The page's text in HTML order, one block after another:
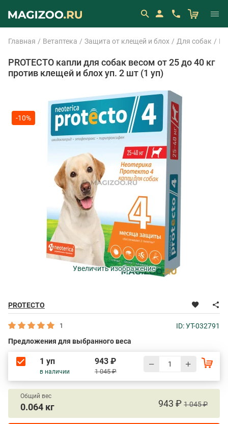
Главная Ветаптека Защита от клещей и блох Для собак
PROTECTO капли для собак весом от 25 до 40 кг
против клещей и блох уп. 2 шт (1 уп)
PROTECTO
-10%
Увеличить изображение
1
ID: УТ-032791
Предложения для выбранного веса
1 уп
в наличии
943 ₽
1 045 ₽
Общий вес
0.064 кг 943 ₽ 1 045 ₽